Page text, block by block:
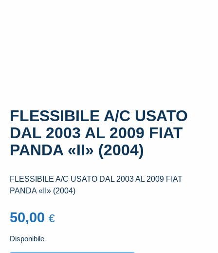
FLESSIBILE A/C USATO
DAL 2003 AL 2009 FIAT
PANDA «II» (2004)
FLESSIBILE A/C USATO DAL 2003 AL 2009 FIAT
PANDA «II» (2004)
50,00 €
Disponibile